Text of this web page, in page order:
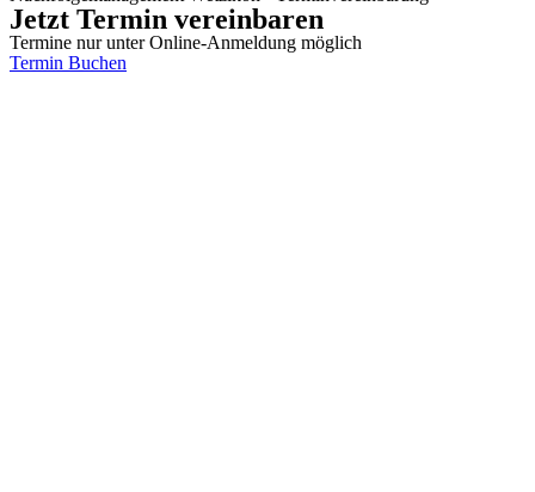
Jetzt Termin vereinbaren
Termine nur unter Online-Anmeldung möglich
Termin Buchen